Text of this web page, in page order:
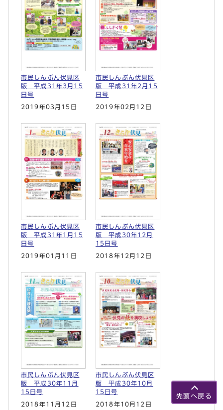
市民しんぶん伏見区
版 平成31年3月15
日号
2019年03月15日
市民しんぶん伏見区
版 平成31年2月15
日号
2019年02月12日
市民しんぶん伏見区
版 平成31年1月15
日号
2019年01月11日
市民しんぶん伏見区
版 平成30年12月
15日号
2018年12月12日
市民しんぶん伏見区
版 平成30年11月
15日号
2018年11月12日
市民しんぶん伏見区
版 平成30年10月
15日号
2018年10月12日
先頭へ戻る